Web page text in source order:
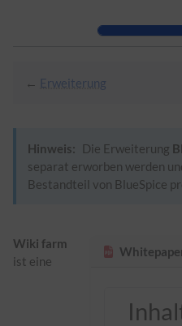
Zur Hauptnavigation
← Erweiterung
Hinweis: Die Erweiterung
separat erworben werden
Bestandteil von BlueSpice
Wiki farm
ist eine